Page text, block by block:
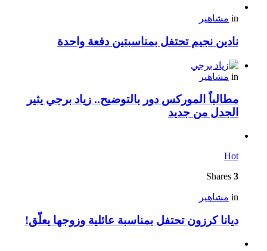
in مشاهير
نادين نجيم تحتفل بمناسبتين دفعة واحدة
in مشاهير
مطالباً الموركس دور بالتوضيح.. زياد برجي يثير
الجدل من جديد
Hot
3
in مشاهير
ديانا كرزون تحتفل بمناسبة عائلية وزوجها يعلّق!